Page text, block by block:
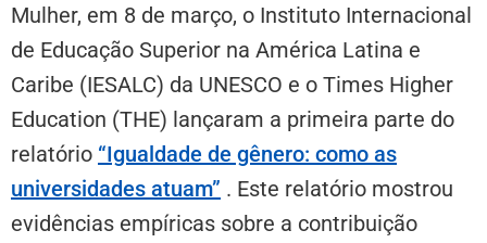
Mulher, em 8 de março, o Instituto Internacional
de Educação Superior na América Latina e
Caribe (IESALC) da UNESCO e o Times Higher
Education (THE) lançaram a primeira parte do
relatório “Igualdade de gênero: como as
universidades atuam” . Este relatório mostrou
evidências empíricas sobre a contribuição